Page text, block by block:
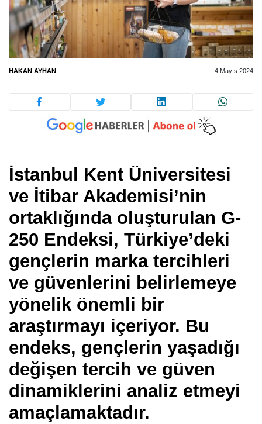
HAKAN AYHAN 4 Mayıs 2024
İstanbul Kent Üniversitesi
ve İtibar Akademisi’nin
ortaklığında oluşturulan G-
250 Endeksi, Türkiye’deki
gençlerin marka tercihleri
ve güvenlerini belirlemeye
yönelik önemli bir
araştırmayı içeriyor. Bu
endeks, gençlerin yaşadığı
değişen tercih ve güven
dinamiklerini analiz etmeyi
amaçlamaktadır.